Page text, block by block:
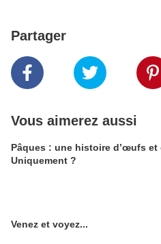
Partager
Vous aimerez aussi
Pâques : une histoire d’œufs
Uniquement ?
Venez et voyez...